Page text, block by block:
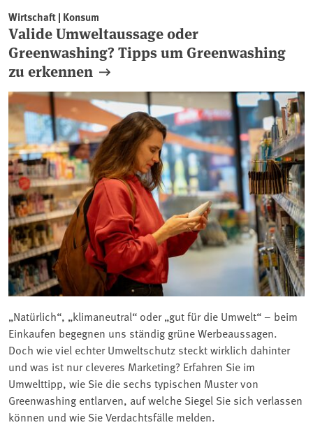
Wirtschaft | Konsum
Valide Umweltaussage oder
Greenwashing? Tipps um Greenwashing
zu erkennen
„Natürlich“, „klimaneutral“ oder „gut für die Umwelt“ – beim
Einkaufen begegnen uns ständig grüne Werbeaussagen.
Doch wie viel echter Umweltschutz steckt wirklich dahinter
und was ist nur cleveres Marketing? Erfahren Sie im
Umwelttipp, wie Sie die sechs typischen Muster von
Greenwashing entlarven, auf welche Siegel Sie sich verlassen
können und wie Sie Verdachtsfälle melden.